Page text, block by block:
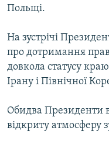
Польщі.
На зустрічі
про дотримання
довкола статусу
Ірану і Північної
Обидва Президенти
відкриту атмосферу